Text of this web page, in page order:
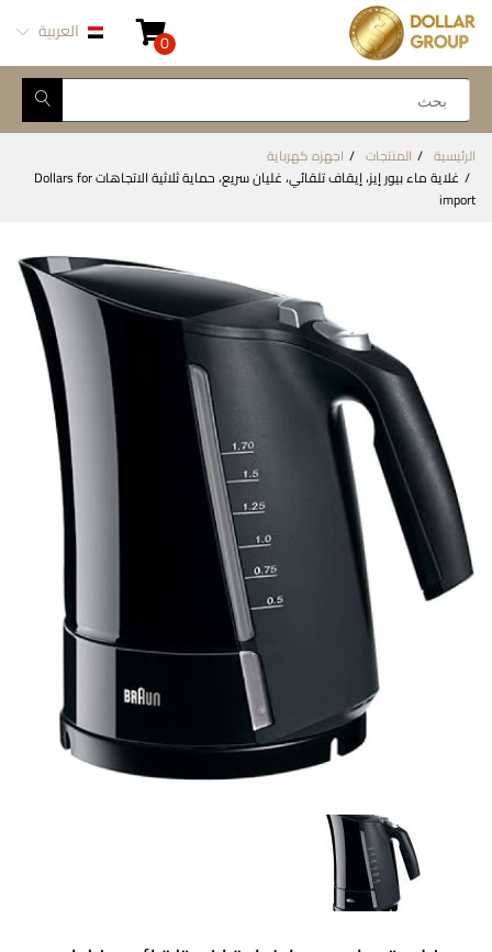
0 العربية
الرئيسية المنتجات
اجهزه كهرباية
غلاية ماء بيور إيز، إيقاف تلقائي، غليان سريع، حماية ثلاثية الاتجاهات Dollars for
import